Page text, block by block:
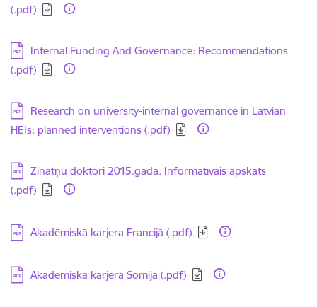
(.pdf)
Lejupielādēt:
Internal Funding And Governance: Recommendations
(.pdf)
Lejupielādēt:
Research on university-internal governance in Latvian
HEIs: planned interventions (.pdf)
Lejupielādēt:
Zinātņu doktori 2015.gadā. Informatīvais apskats
(.pdf)
Lejupielādēt:
Akadēmiskā karjera Francijā (.pdf)
Lejupielādēt:
Akadēmiskā karjera Somijā (.pdf)